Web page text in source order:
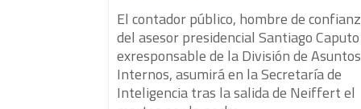
El contador público, hombre de
del asesor presidencial Santiago
exresponsable de la División de Asuntos
Internos, asumirá en la Secretaría de
Inteligencia tras la salida de Neiffert el